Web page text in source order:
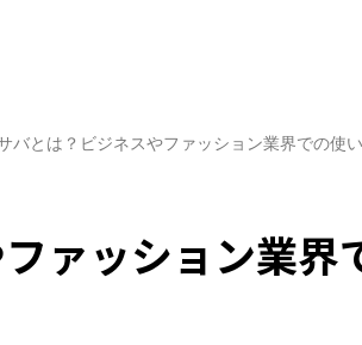
バとは？ビジネスやファッション業界での使
ァッション業界